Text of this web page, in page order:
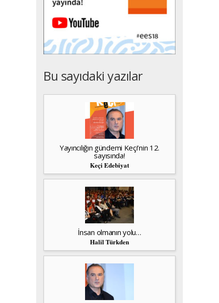
Bu sayıdaki yazılar
Yayıncılığın gündemi Keçi’nin 12.
sayısında!
Keçi Edebiyat
İnsan olmanın yolu…
Halil Türkden